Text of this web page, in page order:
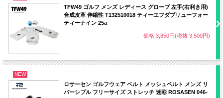
TFW49 ゴルフ メンズ レディース グローブ 左手(右利き用)
合成皮革 伸縮性 T132510018 ティーエフダブリューフォー
ティーナイン 25a
価格:3,850円(税抜 3,500円)
NEW
ロサーセン ゴルフウェア ベルト メッシュベルト メンズ リ
バーシブル フリーサイズ ストレッチ 迷彩 ROSASEN 046-